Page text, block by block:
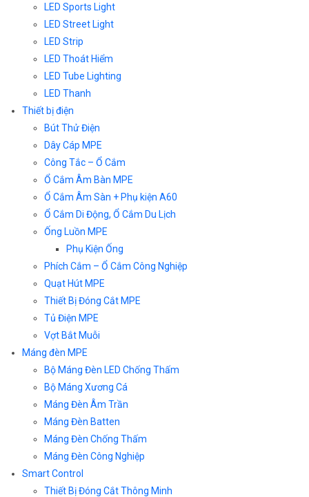
LED Sports Light
LED Street Light
LED Strip
LED Thoát Hiểm
LED Tube Lighting
LED Thanh
Thiết bị điện
Bút Thử Điện
Dây Cáp MPE
Công Tắc – Ổ Cắm
Ổ Cắm Âm Bàn MPE
Ổ Cắm Âm Sàn + Phụ kiện A60
Ổ Cắm Di Động, Ổ Cắm Du Lịch
Ống Luồn MPE
Phụ Kiện Ống
Phích Cắm – Ổ Cắm Công Nghiệp
Quạt Hút MPE
Thiết Bị Đóng Cắt MPE
Tủ Điện MPE
Vợt Bắt Muỗi
Máng đèn MPE
Bộ Máng Đèn LED Chống Thấm
Bộ Máng Xương Cá
Máng Đèn Âm Trần
Máng Đèn Batten
Máng Đèn Chống Thấm
Máng Đèn Công Nghiệp
Smart Control
Thiết Bị Đóng Cắt Thông Minh